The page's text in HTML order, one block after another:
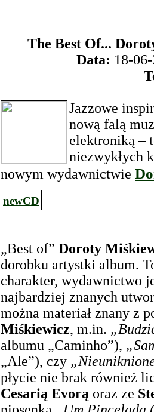
The Best Of...
Data: 18-
Jazzowe
nową falą
elektroniką –
niezwykłych
nowym wydawnictwie
newCD
„Best of” Doroty
dorobku artystki album.
charakter, wydawnictwo
najbardziej znanych
można materiał znany z
Miśkiewicz, m.in.
albumu „Caminho”),
„Ale”), czy
płycie nie brak również
Cesarią Evorą oraz ze